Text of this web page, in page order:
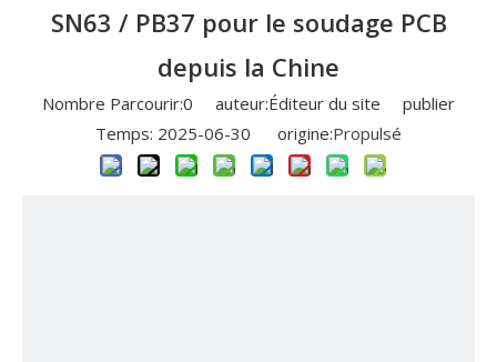
SN63 / PB37 pour le soudage PCB
depuis la Chine
Nombre Parcourir:0 auteur:Éditeur du site publier
Temps: 2025-06-30 origine:Propulsé